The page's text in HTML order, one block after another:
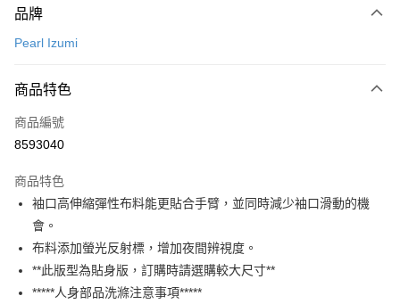
信用卡一次付款
LINE Pay
Apple Pay
相關說明
【關於「AFTEE先享後付」】
便利好安心！
１．簡單：不需註冊會員、不需綁卡、不需儲值。
２．便利：只要手機號碼，簡訊認證，即可結帳。
３．安心：先確認商品／服務後，再付款。
ATM付款
運送方式
全家取貨付款
品牌
Pearl Izumi
商品特色
商品編號
8593040
商品特色
袖口高伸縮彈性布料能更貼合手臂，並同時減少袖口滑動的機
會。
布料添加螢光反射標，增加夜間辨視度。
**此版型為貼身版，訂購時請選購較大尺寸**
*****人身部品洗滌注意事項*****